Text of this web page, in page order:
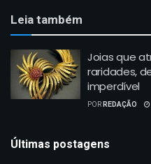
Leia também
Joias que
raridades,
imperdível
PORREDAÇÃO
Últimas postagens